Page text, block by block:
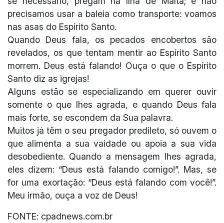
precisamos usar a baleia como transporte: voamos
nas asas do Espírito Santo.
Quando Deus fala, os pecados encobertos são
revelados, os que tentam mentir ao Espírito Santo
morrem. Deus está falando! Ouça o que o Espírito
Santo diz as igrejas!
Alguns estão se especializando em querer ouvir
somente o que lhes agrada, e quando Deus fala
mais forte, se escondem da Sua palavra.
Muitos já têm o seu pregador predileto, só ouvem o
que alimenta a sua vaidade ou apoia a sua vida
desobediente. Quando a mensagem lhes agrada,
eles dizem: “Deus está falando comigo!”. Mas, se
for uma exortação: “Deus está falando com você!”.
Meu irmão, ouça a voz de Deus!
FONTE: cpadnews.com.br